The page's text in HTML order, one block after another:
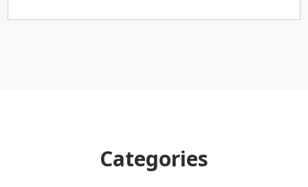
Categories